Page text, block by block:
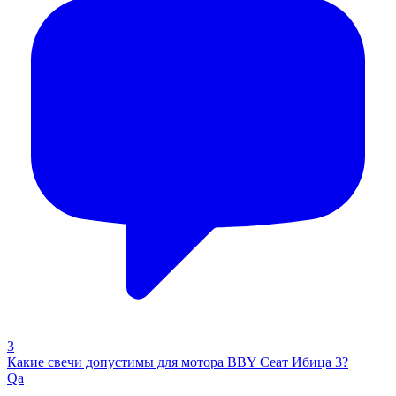
3
Какие свечи допустимы для мотора BBY Сеат Ибица 3?
Qa